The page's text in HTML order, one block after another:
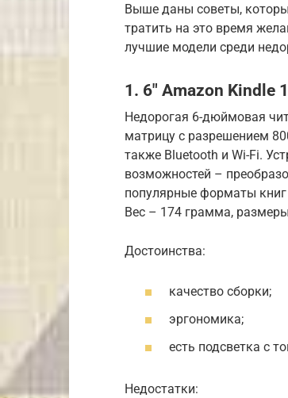
Выше даны советы,
тратить на это время
лучшие модели среди
1. 6″ Amazon Kindle
Недорогая 6-дюймовая
матрицу с разрешением
также Bluetooth и Wi-Fi.
возможностей –
популярные форматы книг
Вес – 174 грамма,
Достоинства:
качество сборки;
эргономика;
есть подсветка с
Недостатки: